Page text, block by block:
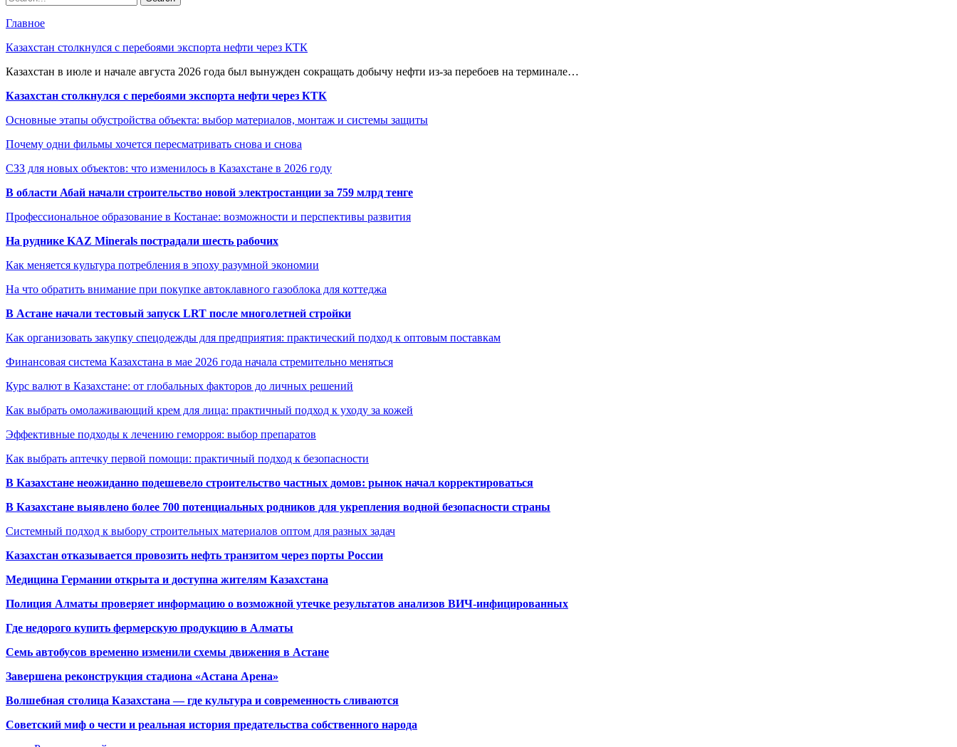
Главное
Казахстан столкнулся с перебоями экспорта нефти через КТК
Казахстан в июле и начале августа 2026 года был вынужден сокращать добычу нефти из-за перебоев на терминале…
Казахстан столкнулся с перебоями экспорта нефти через КТК
Основные этапы обустройства объекта: выбор материалов, монтаж и системы защиты
Почему одни фильмы хочется пересматривать снова и снова
СЗЗ для новых объектов: что изменилось в Казахстане в 2026 году
В области Абай начали строительство новой электростанции за 759 млрд тенге
Профессиональное образование в Костанае: возможности и перспективы развития
На руднике KAZ Minerals пострадали шесть рабочих
Как меняется культура потребления в эпоху разумной экономии
На что обратить внимание при покупке автоклавного газоблока для коттеджа
В Астане начали тестовый запуск LRT после многолетней стройки
Как организовать закупку спецодежды для предприятия: практический подход к оптовым поставкам
Финансовая система Казахстана в мае 2026 года начала стремительно меняться
Курс валют в Казахстане: от глобальных факторов до личных решений
Как выбрать омолаживающий крем для лица: практичный подход к уходу за кожей
Эффективные подходы к лечению геморроя: выбор препаратов
Как выбрать аптечку первой помощи: практичный подход к безопасности
В Казахстане неожиданно подешевело строительство частных домов: рынок начал корректироваться
В Казахстане выявлено более 700 потенциальных родников для укрепления водной безопасности страны
Системный подход к выбору строительных материалов оптом для разных задач
Казахстан отказывается провозить нефть транзитом через порты России
Медицина Германии открыта и доступна жителям Казахстана
Полиция Алматы проверяет информацию о возможной утечке результатов анализов ВИЧ-инфицированных
Где недорого купить фермерскую продукцию в Алматы
Семь автобусов временно изменили схемы движения в Астане
Завершена реконструкция стадиона «Астана Арена»
Волшебная столица Казахстана — где культура и современность сливаются
Советский миф о чести и реальная история предательства собственного народа